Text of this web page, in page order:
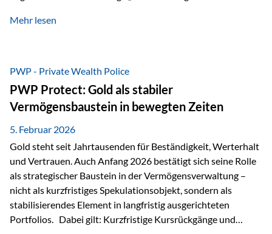
was bekommen – wann – und in welcher Struktur?Und vor
bei größeren Vermögen ist das entscheidend.
Mehr lesen
PWP - Private Wealth Police
PWP Protect: Gold als stabiler
Vermögensbaustein in bewegten Zeiten
5. Februar 2026
Gold steht seit Jahrtausenden für Beständigkeit, Werterhalt
und Vertrauen. Auch Anfang 2026 bestätigt sich seine Rolle
als strategischer Baustein in der Vermögensverwaltung –
nicht als kurzfristiges Spekulationsobjekt, sondern als
stabilisierendes Element in langfristig ausgerichteten
Portfolios. Dabei gilt: Kurzfristige Kursrückgänge und